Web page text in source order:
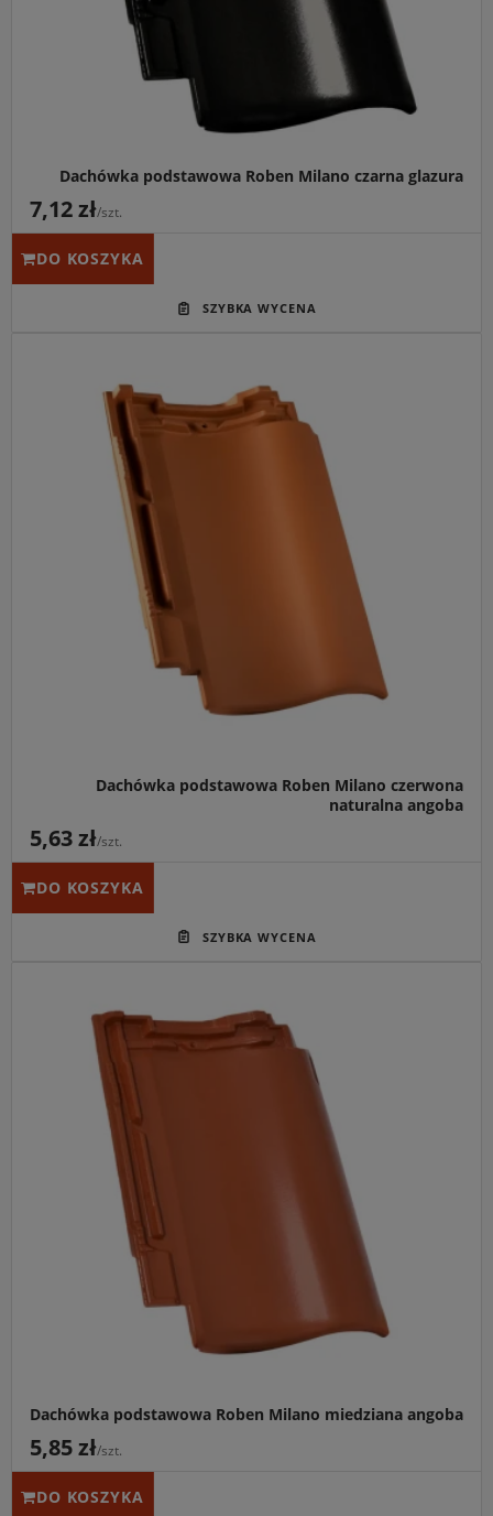
samooczyszczające podczas opadów atmosferycznych.
Dachówka podstawowa Roben Milano czarna glazura
7,12 zł/szt.
DO KOSZYKA
Główne przeznaczenie:
Tradycyjne i solidne pokrycie
dachów skośnych na obiektach stylizowanych,
zabytkowych oraz domach jednorodzinnych.
Idealny do: Inwestycji o klasycznym charakterze,
renowacji obiektów pod nadzorem konserwatorskim oraz
podmiejskich rezydencji.
Kluczowa cecha:
Żywy, klasycznie ceglasty odcień
powłoki angobowanej oraz podwyższona szczelność
zamków zapobiegająca wnikaniu wilgoci pod połać.
Dachówka podstawowa Roben Milano czerwona
naturalna angoba
5,63 zł/szt.
DO KOSZYKA
Główne przeznaczenie:
Trwałe i estetyczne krycie
dachów skośnych obiektów mieszkalnych oraz
sakralnych, nawiązujących do klasycznego stylu
architektonicznego.
Idealny do:
Tradycyjnych budynków jednorodzinnych,
renowacji obiektów zabytkowych oraz nowoczesnych
konstrukcji wymagających ponadczasowej formy
holenderki typu S.
Kluczowa cecha:
Elastyczny montaż dzięki wyjątkowo
dużej tolerancji przesuwu zamków aż do 41 mm oraz
powłoka angobowana gwarantująca wieloletnią
intensywność koloru.
Dachówka podstawowa Roben Milano miedziana angoba
5,85 zł/szt.
DO KOSZYKA